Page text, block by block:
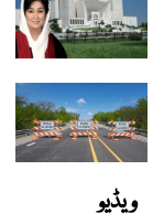
ویڈیو